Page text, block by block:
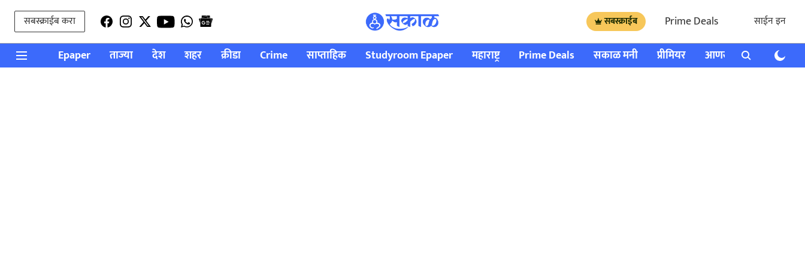
सबस्क्राईब करा सबस्क्राईब Prime Deals साईन इन
Epaper ताज्या देश शहर क्रीडा Crime साप्ताहिक Studyroom Epaper महाराष्ट्र Prime Deals सकाळ मनी प्रीमियर आणखी राशी भविष्य